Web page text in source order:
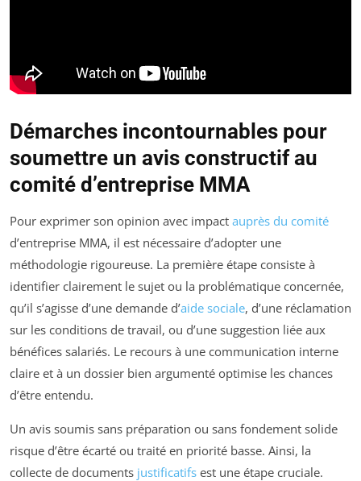
Démarches incontournables pour
soumettre un avis constructif au
comité d’entreprise MMA
Pour exprimer son opinion avec impact auprès du comité
d’entreprise MMA, il est nécessaire d’adopter une
méthodologie rigoureuse. La première étape consiste à
identifier clairement le sujet ou la problématique concernée,
qu’il s’agisse d’une demande d’aide sociale, d’une réclamation
sur les conditions de travail, ou d’une suggestion liée aux
bénéfices salariés. Le recours à une communication interne
claire et à un dossier bien argumenté optimise les chances
d’être entendu.
Un avis soumis sans préparation ou sans fondement solide
risque d’être écarté ou traité en priorité basse. Ainsi, la
collecte de documents justificatifs est une étape cruciale.